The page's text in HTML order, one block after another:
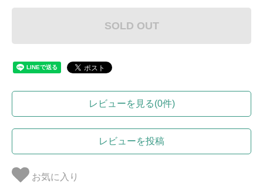
SOLD OUT
レビューを見る(0件)
レビューを投稿
お気に入り